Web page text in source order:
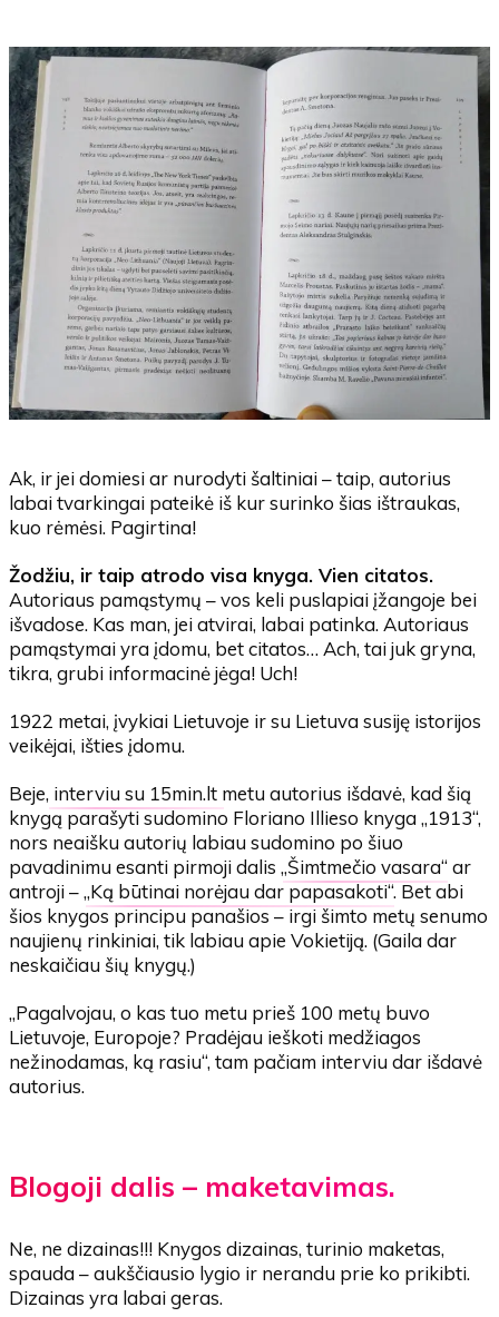
Ak, ir jei domiesi ar nurodyti šaltiniai – taip, autorius
labai tvarkingai pateikė iš kur surinko šias ištraukas,
kuo rėmėsi. Pagirtina!
Žodžiu, ir taip atrodo visa knyga. Vien citatos.
Autoriaus pamąstymų – vos keli puslapiai įžangoje bei
išvadose. Kas man, jei atvirai, labai patinka. Autoriaus
pamąstymai yra įdomu, bet citatos… Ach, tai juk gryna,
tikra, grubi informacinė jėga! Uch!
1922 metai, įvykiai Lietuvoje ir su Lietuva susiję istorijos
veikėjai, išties įdomu.
Beje, interviu su 15min.lt metu autorius išdavė, kad šią
knygą parašyti sudomino Floriano Illieso knyga „1913“,
nors neaišku autorių labiau sudomino po šiuo
pavadinimu esanti pirmoji dalis „Šimtmečio vasara“ ar
antroji – „Ką būtinai norėjau dar papasakoti“. Bet abi
šios knygos principu panašios – irgi šimto metų senumo
naujienų rinkiniai, tik labiau apie Vokietiją. (Gaila dar
neskaičiau šių knygų.)
„Pagalvojau, o kas tuo metu prieš 100 metų buvo
Lietuvoje, Europoje? Pradėjau ieškoti medžiagos
nežinodamas, ką rasiu“, tam pačiam interviu dar išdavė
autorius.
Blogoji dalis – maketavimas.
Ne, ne dizainas!!! Knygos dizainas, turinio maketas,
spauda – aukščiausio lygio ir nerandu prie ko prikibti.
Dizainas yra labai geras.